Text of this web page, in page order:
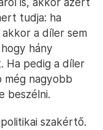
tudja: ha
a díler sem
hány
Ha pedig a díler
még nagyobb
beszélni.
szakértő.